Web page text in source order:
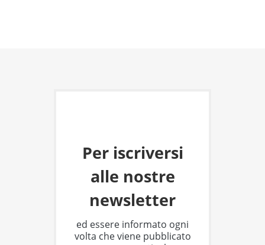
Per iscriversi
alle nostre
newsletter
ed essere informato ogni
volta che viene pubblicato